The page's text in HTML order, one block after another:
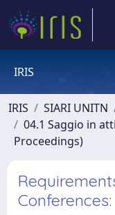
IRIS
IRIS SIARI UNITN
04.1 Saggio in
Proceedings)